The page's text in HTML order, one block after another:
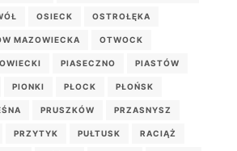
OSIECK OSTROŁĘKA
MAZOWIECKA OTWOCK
PIASECZNO PIASTÓW
PIONKI PŁOCK PŁOŃSK
PRUSZKÓW PRZASNYSZ
PRZYTYK PUŁTUSK RACIĄŻ